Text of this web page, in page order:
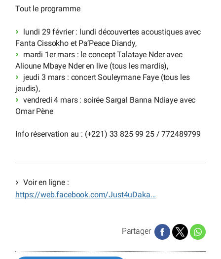
Tout le programme
lundi 29 février : lundi découvertes acoustiques avec
Fanta Cissokho et Pa’Peace Diandy,
mardi 1er mars : le concept Talataye Nder avec
Alioune Mbaye Nder en live (tous les mardis),
jeudi 3 mars : concert Souleymane Faye (tous les
jeudis),
vendredi 4 mars : soirée Sargal Banna Ndiaye avec
Omar Pène
Info réservation au : (+221) 33 825 99 25 / 772489799
Voir en ligne :
https://web.facebook.com/Just4uDaka...
Partager